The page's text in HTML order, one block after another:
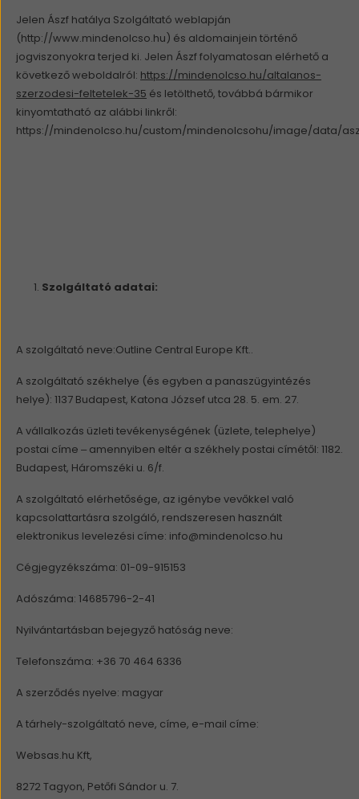
Jelen Ászf hatálya Szolgáltató weblapján
(http://www.mindenolcso.hu) és aldomainjein történő
jogviszonyokra terjed ki. Jelen Ászf folyamatosan elérhető a
következő weboldalról: https://mindenolcso.hu/altalanos-
szerzodesi-feltetelek-35 és letölthető, továbbá bármikor
kinyomtatható az alábbi linkről:
https://mindenolcso.hu/custom/mindenolcsohu/image/data/
Szolgáltató adatai:
A szolgáltató neve:Outline Central Europe Kft..
A szolgáltató székhelye (és egyben a panaszügyintézés
helye): 1137 Budapest, Katona József utca 28. 5. em. 27.
A vállalkozás üzleti tevékenységének (üzlete, telephelye)
postai címe – amennyiben eltér a székhely postai címétől: 1182.
Budapest, Háromszéki u. 6/f.
A szolgáltató elérhetősége, az igénybe vevőkkel való
kapcsolattartásra szolgáló, rendszeresen használt
elektronikus levelezési címe: info@mindenolcso.hu
Cégjegyzékszáma: 01-09-915153
Adószáma: 14685796-2-41
Nyilvántartásban bejegyző hatóság neve:
Telefonszáma: +36 70 464 6336
A szerződés nyelve: magyar
A tárhely-szolgáltató neve, címe, e-mail címe:
Websas.hu Kft,
8272 Tagyon, Petőfi Sándor u. 7.